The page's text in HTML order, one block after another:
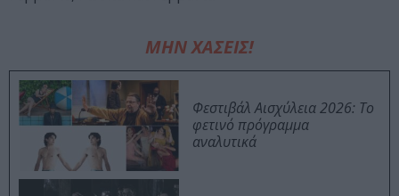
ΜΗΝ ΧΑΣΕΙΣ!
Φεστιβάλ Αισχύλεια 2026: Το
φετινό πρόγραμμα
αναλυτικά